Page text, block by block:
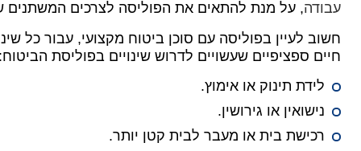
עבודה, על מנת להתאים את הפוליסה לצרכים
חשוב לעיין בפוליסה עם סוכן ביטוח מקצועי, עבור כל
חיים ספציפיים שעשויים לדרוש שינויים בפוליסת
לידת תינוק או אימוץ.
נישואין או גירושין.
רכישת בית או מעבר לבית קטן יותר.